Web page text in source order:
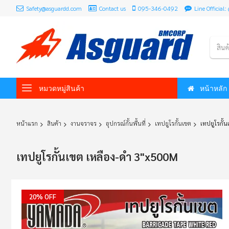
Safety@asguardd.com Contact us 095-346-0492 Line Official:
สิน
หมวดหมู่สินค้า หน้าหลัก
หน้าแรก สินค้า งานจราจร อุปกรณ์กั้นพื้นที่ เทปยูโรกั้นเขต เทปยูโรกั้
เทปยูโรกั้นเขต เหลือง-ดำ 3"x500M
Skip
end
20% OFF